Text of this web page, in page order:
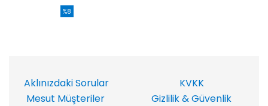
%8
Aklınızdaki Sorular
KVKK
Mesut Müşteriler
Gizlilik & Güvenlik